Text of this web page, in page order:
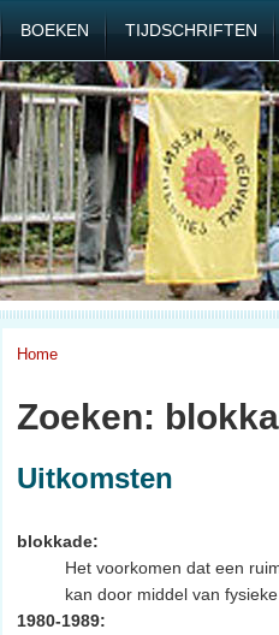
BOEKEN TIJDSCHRIFTEN
Home
Zoeken:
Uitkomsten
blokkade:
Het voorkomen dat een
kan door middel van
1980-1989: